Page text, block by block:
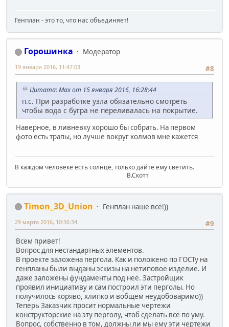
Генплан - это то, что нас объединяет!
Горошинка
Модератор
#8
19 января 2016, 11:47:03
Цитата: Max от 15 января 2016, 16:28:44
п.с. При разработке узла обязательно смотреть
чтобы вода с бугра не переливалась на покрытие.
Наверное, в ливневку хорошо бы собрать. На первом
фото есть трапы, но лучше вокруг холмов мне кажется
В каждом человеке есть солнце, только дайте ему светить.
В.Скотт
Timon_3D_Union
Генплан наше всё!))
#9
29 марта 2016, 10:36:34
Всем привет!
Вопрос для нестандартных элементов.
В проекте заложена пергола. Как и положено по ГОСТу на
генпланы были выданы эскизы на нетиповое изделие. И
даже заложены фундаменты под неё. Застройщик
проявил инициативу и сам построил эти перголы. Но
получилось коряво, хлипко и вобщем неудобоваримо))
Теперь Заказчик просит нормальные чертежи
конструкторские на эту перголу, чтоб сделать всё по уму.
Вопрос, собственно в том, должны ли мы ему эти чертежи